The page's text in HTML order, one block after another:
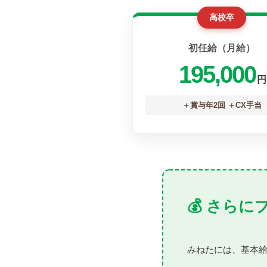
高校卒
初任給（月給）
195,000 円
＋賞与年2回 ＋CX手当
💰 さらに
みねたには、基本